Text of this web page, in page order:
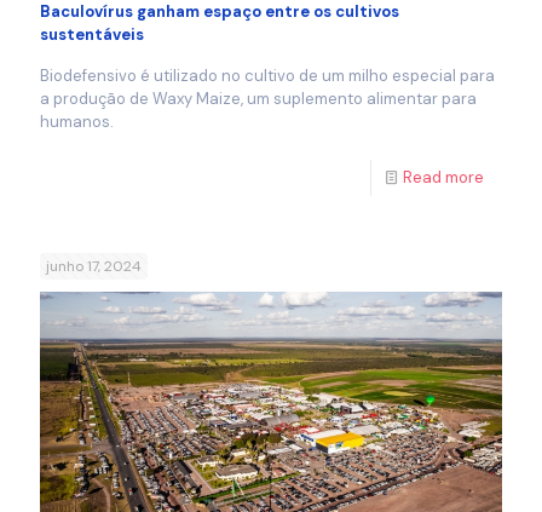
Baculovírus ganham espaço entre os cultivos
sustentáveis
Biodefensivo é utilizado no cultivo de um milho especial para
a produção de Waxy Maize, um suplemento alimentar para
humanos.
Read more
junho 17, 2024